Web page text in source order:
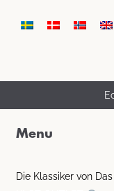
Menu
Die Klassiker von